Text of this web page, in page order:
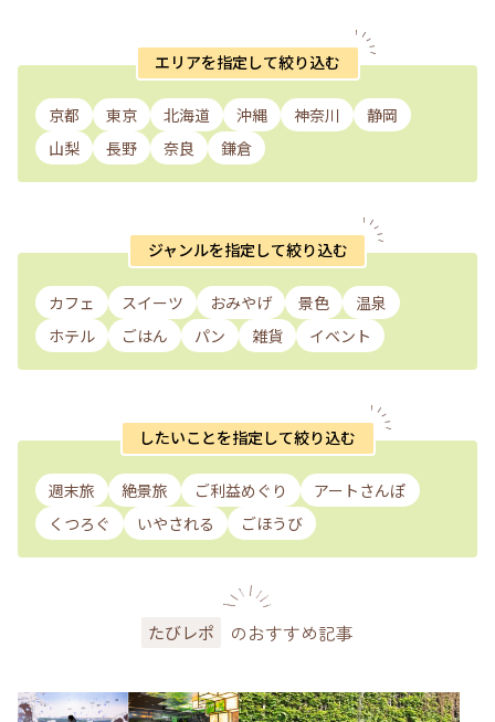
エリアを指定して絞り込む
京都 東京 北海道 沖縄 神奈川
静岡
山梨
長野 奈良 鎌倉
ジャンルを指定して絞り込む
カフェ スイーツ おみやげ 景色
温泉
ホテル
ごはん パン 雑貨 イベント
したいことを指定して絞り込む
週末旅 絶景旅 ご利益めぐり
アートさんぽ
くつろぐ
いやされる ごほうび
たびレポ のおすすめ記事